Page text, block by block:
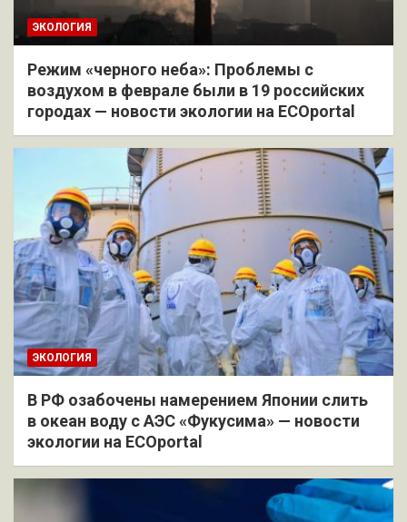
ЭКОЛОГИЯ
Режим «черного неба»: Проблемы с
воздухом в феврале были в 19 российских
городах — новости экологии на ECOportal
ЭКОЛОГИЯ
В РФ озабочены намерением Японии слить
в океан воду с АЭС «Фукусима» — новости
экологии на ECOportal